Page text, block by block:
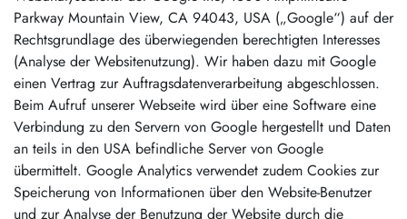
Parkway Mountain View, CA 94043, USA („Google“) auf der
Rechtsgrundlage des überwiegenden berechtigten Interesses
(Analyse der Websitenutzung). Wir haben dazu mit Google
einen Vertrag zur Auftragsdatenverarbeitung abgeschlossen.
Beim Aufruf unserer Webseite wird über eine Software eine
Verbindung zu den Servern von Google hergestellt und Daten
an teils in den USA befindliche Server von Google
übermittelt. Google Analytics verwendet zudem Cookies zur
Speicherung von Informationen über den Website-Benutzer
und zur Analyse der Benutzung der Website durch die